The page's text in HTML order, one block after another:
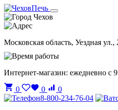
Чехов
Московская область, Уездная ул.,
Интернет-магазин: ежедневно с
0
0
0
8-800-234-76-04